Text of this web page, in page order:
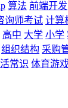
算法 前端开发
询师考试 计算
高中 大学 小学
组织结构 采购
常识 体育游